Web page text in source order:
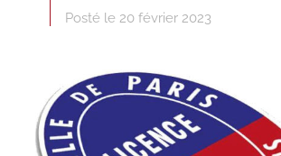
Posté le 20 février 2023